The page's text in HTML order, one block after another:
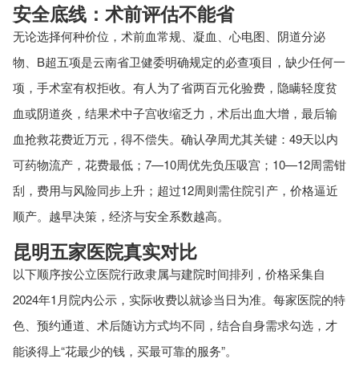
安全底线：术前评估不能省
无论选择何种价位，术前血常规、凝血、心电图、阴道分泌
物、B超五项是云南省卫健委明确规定的必查项目，缺少任何一
项，手术室有权拒收。有人为了省两百元化验费，隐瞒轻度贫
血或阴道炎，结果术中子宫收缩乏力，术后出血大增，最后输
血抢救花费近万元，得不偿失。确认孕周尤其关键：49天以内
可药物流产，花费最低；7—10周优先负压吸宫；10—12周需钳
刮，费用与风险同步上升；超过12周则需住院引产，价格逼近
顺产。越早决策，经济与安全系数越高。
昆明五家医院真实对比
以下顺序按公立医院行政隶属与建院时间排列，价格采集自
2024年1月院内公示，实际收费以就诊当日为准。每家医院的特
色、预约通道、术后随访方式均不同，结合自身需求勾选，才
能谈得上“花最少的钱，买最可靠的服务”。